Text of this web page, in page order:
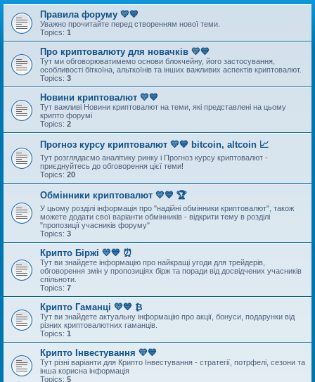
Правила форуму 💛💙
Уважно прочитайте перед створенням нової теми.
Topics: 1
Про криптовалюту для новачків 💛💙
Тут ми обговорюватимемо основи блокчейну, його застосування,
особливості біткоїна, альткоїнів та інших важливих аспектів криптовалют.
Topics: 3
Новини криптовалют 💛💙
Тут важливі Новини криптовалют на теми, які представлені на цьому
крипто форумі
Topics: 2
Прогноз курсу криптовалют 💛💙 bitcoin, altcoin 📈
Тут розглядаємо аналітику ринку і Прогноз курсу криптовалют -
приєднуйтесь до обговорення цієї теми!
Topics: 20
Обмінники криптовалют 💛💙 🏆
У цьому розділі інформація про "надійні обмінники криптовалют", також
можете додати свої варіанти обмінників - відкрити тему в розділі
"пропозиції учасників форуму"
Topics: 3
Крипто Біржі 💛💙 ⏰
Тут ви знайдете інформацію про найкращі угоди для трейдерів,
обговорення змін у пропозиціях бірж та поради від досвідчених учасників
спільноти.
Topics: 7
Крипто Гаманці 💛💙 ₿
Тут ви знайдете актуальну інформацію про акції, бонуси, подарунки від
різних криптовалютних гаманців.
Topics: 1
Крипто Інвестування 💛💙
Тут різні варіанти для Крипто Інвестування - стратегії, потрфелі, сезони та
інша корисна інформація
Topics: 5